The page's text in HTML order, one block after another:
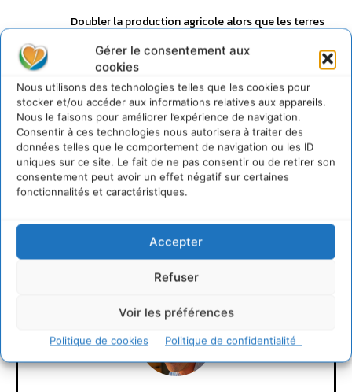
Gérer le consentement aux
cookies
Nous utilisons des technologies telles que les cookies pour
stocker et/ou accéder aux informations relatives aux appareils.
Nous le faisons pour améliorer l’expérience de navigation.
Consentir à ces technologies nous autorisera à traiter des
données telles que le comportement de navigation ou les ID
uniques sur ce site. Le fait de ne pas consentir ou de retirer son
consentement peut avoir un effet négatif sur certaines
fonctionnalités et caractéristiques.
Accepter
Refuser
Voir les préférences
Politique de cookies Politique de confidentialité
Doubler la production agricole alors que les terres
« verte », que les intrants (issus de la chimie du
pétrole) vont bientôt faire défaut, que beaucoup
« sources » d’eau potable vont se tarir ? La
promotion de la famille restreinte ne serait-elle pas
plus à même de nourrir la « planète » ? Mais
pourquoi faire simple quand on peut faire compliqué
?
Connecter pour laisser un commentaire
CONNECTER POUR LAISSER UN COMMENTAIRE